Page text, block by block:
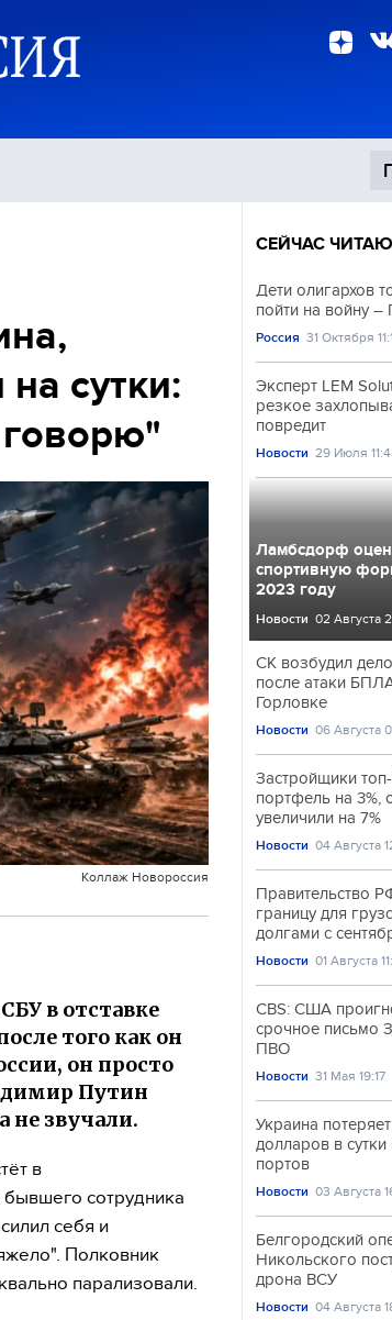
Происшествия
сутки:
Коллаж Новороссия
в отставке
того как он
он просто
Путин
не звучали.
в
сотрудника
себя и
Полковник
парализовали.
СЕЙЧАС
Дети олигархов
пойти на войну
Россия 31 Октября
Эксперт LEM
резкое
повредит
Новости 29 Июля
Ламбсдорф
спортивную
2023 году
Новости 02 Августа
СК возбудил
после атаки
Горловке
Новости 06 Августа
Застройщики
портфель на 3%,
увеличили на 7%
Новости 04 Августа
Правительство
границу для
долгами с
Новости 01 Августа
CBS: США
срочное письмо
ПВО
Новости 31 Мая 19:17
Украина
долларов в
портов
Новости 03 Августа
Белгородский
Никольского
дрона ВСУ
Новости 04 Августа